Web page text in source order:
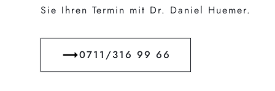
Sie Ihren Termin mit Dr. Daniel Huemer.
0711/316 99 66